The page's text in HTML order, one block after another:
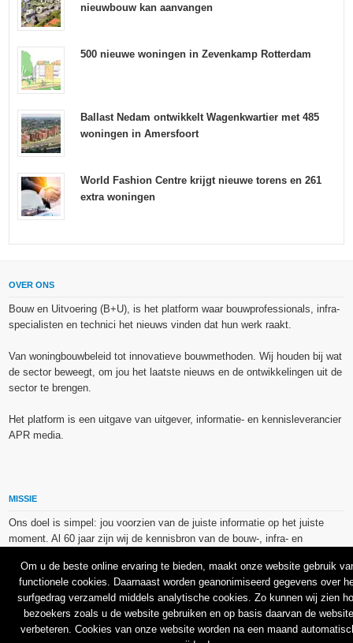
nieuwbouw kan aanvangen
500 nieuwe woningen in Zevenkamp Rotterdam
Ballast Nedam ontwikkelt Wagenkwartier met 485
woningen in Amersfoort
World Fashion Centre krijgt nieuwe torens en 261
extra woningen
OVER ONS
Bouw en Uitvoering (B+U), is het platform waar bouwprofessionals, infra-
specialisten en technici het nieuws vinden dat hun werk raakt.
Van woningbouwbeleid tot innovatieve bouwmethoden. Wij houden bij wat
de sector beweegt, om jou het laatste nieuws en de ontwikkelingen uit de
sector te brengen.
Het platform is een uitgave van uitgever, informatie- en kennisleverancier
APR media.
MISSIE
Ons doel is simpel: jou voorzien van de juiste informatie op het juiste
moment. Al 60 jaar zijn wij de kennisbron van de bouw-, infra- en
De op dit platform gebruikte afbeeldingen, illustraties en foto’s zijn ofwel
vrij van rechten verkregen via de bron van het betreffende bericht, of
binnen de aan APR media (groep) of BU media verschafte licentie(s) en
de daarmee verkregen rechten aangekocht bij Shutterstock en/of 123RF.
Om u de beste online ervaring te bieden, maakt onze website gebruik
functionele cookies. Daarnaast worden geanonimiseerd gegevens over
surfgedrag verzameld middels analytische cookies. Zo kunnen wij zien
bezoekers zoals u de website gebruiken en op basis daarvan de website
verbeteren. Cookies van onze website worden na een maand